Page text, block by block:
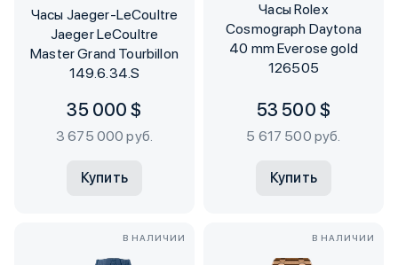
Часы Jaeger-LeCoultre
Jaeger LeCoultre
Master Grand Tourbillon
149.6.34.S
35 000 $
3 675 000 руб.
Купить
Часы Rolex
Cosmograph Daytona
40 mm Everose gold
126505
53 500 $
5 617 500 руб.
Купить
В НАЛИЧИИ В НАЛИЧИИ